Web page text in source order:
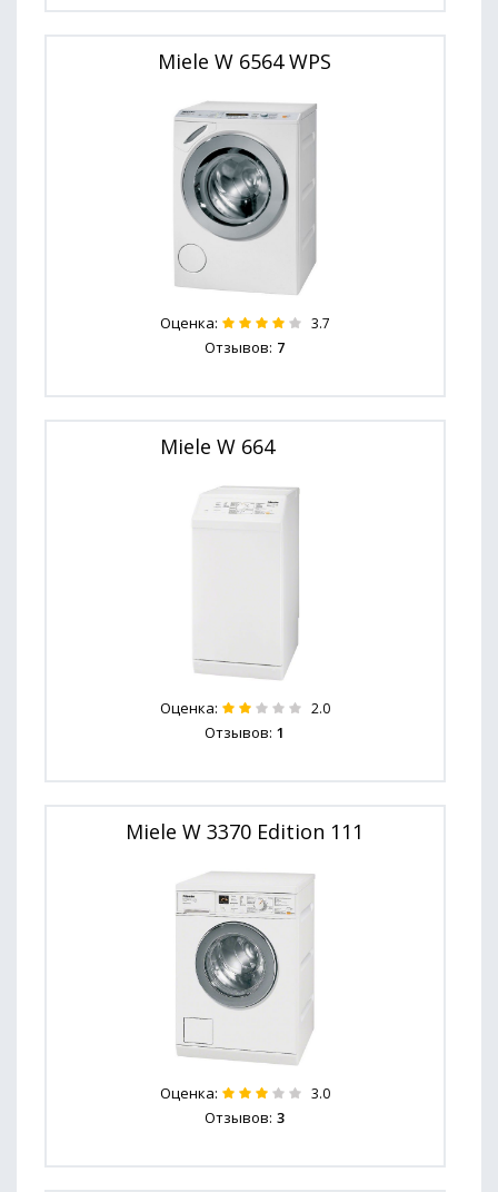
Miele W 6564 WPS
Оценка: 3.7
Отзывов: 7
Miele W 664
Оценка: 2.0
Отзывов: 1
Miele W 3370 Edition 111
Оценка: 3.0
Отзывов: 3